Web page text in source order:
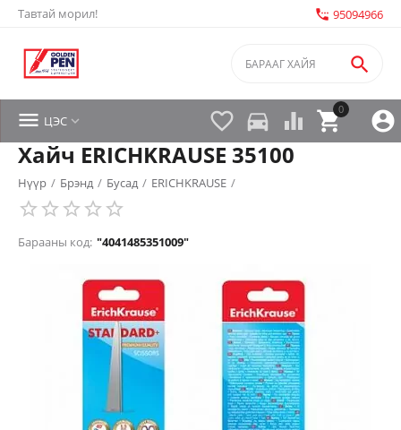
Тавтай морил! settings_phone 95094966


0

 directions_car 
 ЦЭС 
Хайч ERICHKRAUSE 35100
Нүүр / Брэнд / Бусад / ERICHKRAUSE /
Барааны код: "4041485351009"